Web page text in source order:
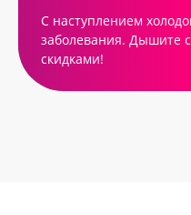
С наступлением
заболевания. Дышите
скидками!